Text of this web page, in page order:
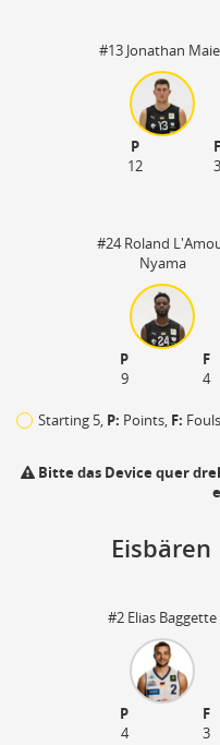
#13 Jonathan
P
F
12
3
#24 Roland
Nyama
P
F
9
4
Starting 5, P: Points, F: Fouls
Bitte das Device quer
#2 Elias Baggette
P
F
4
3